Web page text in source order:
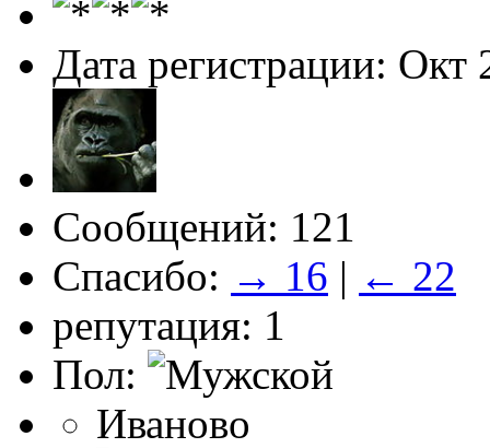
Дата регистрации: Окт
Сообщений: 121
Спасибо: → 16 | ← 22
репутация: 1
Пол:
Иваново